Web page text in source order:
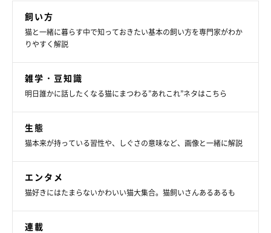
飼い方
猫と一緒に暮らす中で知っておきたい基本の飼い方を専門家がわか
りやすく解説
雑学・豆知識
明日誰かに話したくなる猫にまつわる”あれこれ”ネタはこちら
生態
猫本来が持っている習性や、しぐさの意味など、画像と一緒に解説
エンタメ
猫好きにはたまらないかわいい猫大集合。猫飼いさんあるあるも
連載